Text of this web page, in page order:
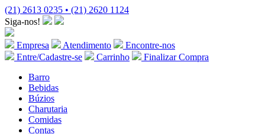
(21) 2613 0235 • (21) 2620 1124
Siga-nos!
Empresa Atendimento
Encontre-nos
Entre/Cadastre-se
Carrinho
Finalizar Compra
Barro
Bebidas
Búzios
Charutaria
Comidas
Contas